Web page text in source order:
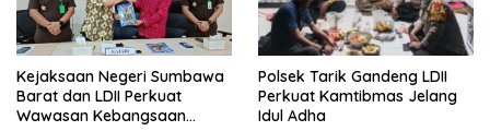
Kejaksaan Negeri Sumbawa
Barat dan LDII Perkuat
Wawasan Kebangsaan
Polsek Tarik Gandeng LDII
Perkuat Kamtibmas Jelang
Idul Adha